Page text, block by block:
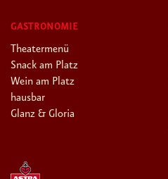
GASTRONOMIE
Theatermenü
Snack am Platz
Wein am Platz
hausbar
Glanz & Gloria